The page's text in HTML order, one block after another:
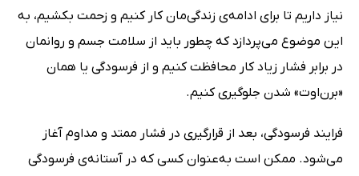
نیاز داریم تا برای ادامه‌ی زندگی‌مان کار کنیم و زحمت بکشیم، به
این موضوع می‌پردازد که چطور باید از سلامت جسم و روانمان
در برابر فشار زیاد کار محافظت کنیم و از فرسودگی یا همان
«برن‌اوت» شدن جلوگیری کنیم.
فرایند فرسودگی، بعد از قرارگیری در فشار ممتد و مداوم آغاز
می‌شود. ممکن است به‌عنوان کسی که در آستانه‌ی فرسودگی